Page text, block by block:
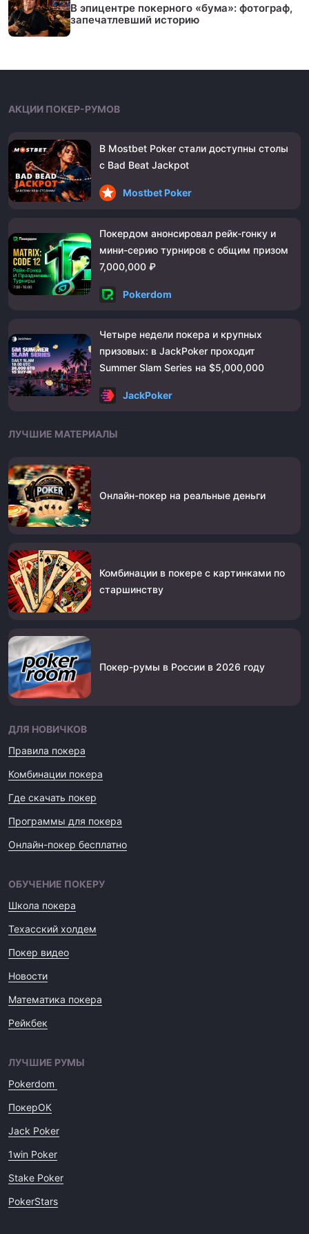
В эпицентре покерного «бума»: фотограф,
запечатлевший историю
АКЦИИ ПОКЕР-РУМОВ
В Mostbet Poker стали доступны столы
с Bad Beat Jackpot
Mostbet Poker
Покердом анонсировал рейк-гонку и
мини-серию турниров с общим призом
7,000,000 ₽
Pokerdom
Четыре недели покера и крупных
призовых: в JackPoker проходит
Summer Slam Series на $5,000,000
JackPoker
ЛУЧШИЕ МАТЕРИАЛЫ
Онлайн-покер на реальные деньги
Комбинации в покере с картинками по
старшинству
Покер-румы в России в 2026 году
ДЛЯ НОВИЧКОВ
Правила покера
Комбинации покера
Где скачать покер
Программы для покера
Онлайн-покер бесплатно
ОБУЧЕНИЕ ПОКЕРУ
Школа покера
Техасский холдем
Покер видео
Новости
Математика покера
Рейкбек
ЛУЧШИЕ РУМЫ
Pokerdom
ПокерОК
Jack Poker
1win Poker
Stake Poker
PokerStars